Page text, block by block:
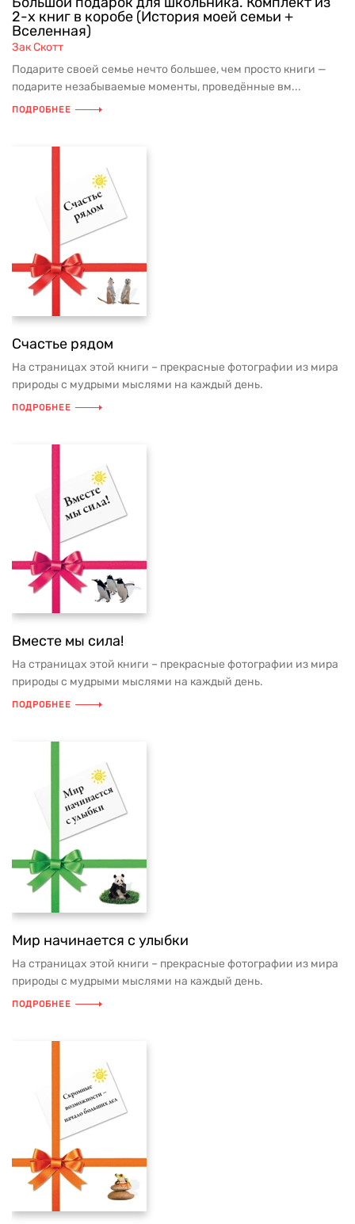
2-х книг в коробе (История моей семьи +
Вселенная)
Зак Скотт
Подарите своей семье нечто большее, чем просто книги —
подарите незабываемые моменты, проведённые вм...
ПОДРОБНЕЕ
Счастье рядом
На страницах этой книги – прекрасные фотографии из мира
природы с мудрыми мыслями на каждый день.
ПОДРОБНЕЕ
Вместе мы сила!
На страницах этой книги – прекрасные фотографии из мира
природы с мудрыми мыслями на каждый день.
ПОДРОБНЕЕ
Мир начинается с улыбки
На страницах этой книги – прекрасные фотографии из мира
природы с мудрыми мыслями на каждый день.
ПОДРОБНЕЕ